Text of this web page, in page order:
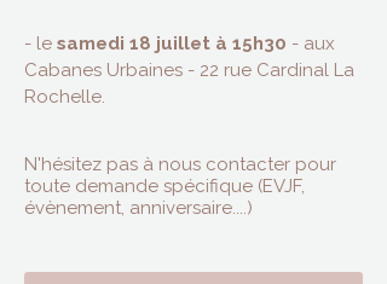
- le samedi 18 juillet à 15h30 - aux
Cabanes Urbaines - 22 rue Cardinal La
Rochelle.
N'hésitez pas à nous contacter pour
toute demande spécifique (EVJF,
évènement, anniversaire....)